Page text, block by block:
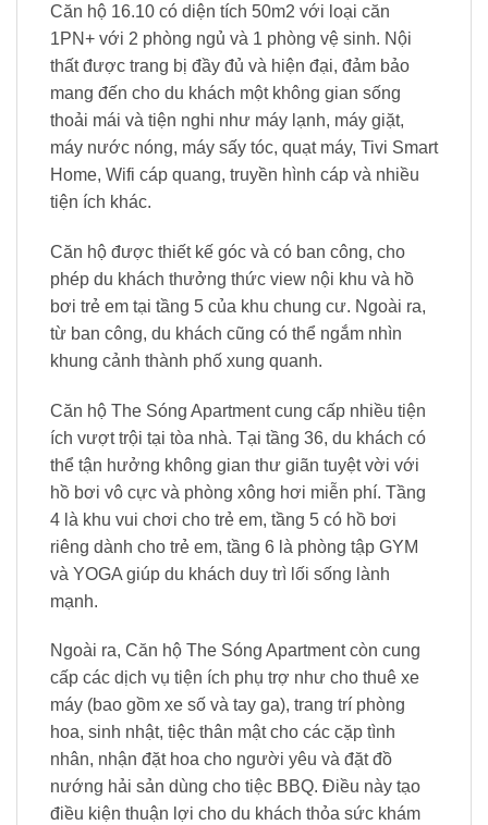
Căn hộ 16.10 có diện tích 50m2 với loại căn
1PN+ với 2 phòng ngủ và 1 phòng vệ sinh. Nội
thất được trang bị đầy đủ và hiện đại, đảm bảo
mang đến cho du khách một không gian sống
thoải mái và tiện nghi như máy lạnh, máy giặt,
máy nước nóng, máy sấy tóc, quạt máy, Tivi Smart
Home, Wifi cáp quang, truyền hình cáp và nhiều
tiện ích khác.
Căn hộ được thiết kế góc và có ban công, cho
phép du khách thưởng thức view nội khu và hồ
bơi trẻ em tại tầng 5 của khu chung cư. Ngoài ra,
từ ban công, du khách cũng có thể ngắm nhìn
khung cảnh thành phố xung quanh.
Căn hộ The Sóng Apartment cung cấp nhiều tiện
ích vượt trội tại tòa nhà. Tại tầng 36, du khách có
thể tận hưởng không gian thư giãn tuyệt vời với
hồ bơi vô cực và phòng xông hơi miễn phí. Tầng
4 là khu vui chơi cho trẻ em, tầng 5 có hồ bơi
riêng dành cho trẻ em, tầng 6 là phòng tập GYM
và YOGA giúp du khách duy trì lối sống lành
mạnh.
Ngoài ra, Căn hộ The Sóng Apartment còn cung
cấp các dịch vụ tiện ích phụ trợ như cho thuê xe
máy (bao gồm xe số và tay ga), trang trí phòng
hoa, sinh nhật, tiệc thân mật cho các cặp tình
nhân, nhận đặt hoa cho người yêu và đặt đồ
nướng hải sản dùng cho tiệc BBQ. Điều này tạo
điều kiện thuận lợi cho du khách thỏa sức khám